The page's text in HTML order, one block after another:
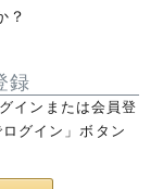
？
録
インまたは会員登
グイン」ボタン